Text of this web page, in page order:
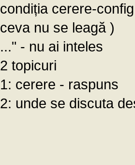
condiția cerere-
ceva nu se leagă )
..." - nu ai inteles
2 topicuri
1: cerere - raspuns
2: unde se discuta